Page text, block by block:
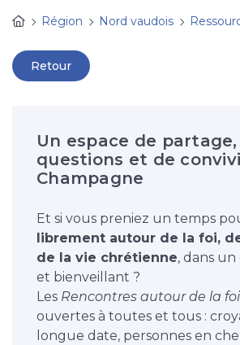
Région
Nord vaudois
Retour
Un espace de
questions et de
Champagne
Et si vous preniez un temps
librement autour de la foi,
de la vie chrétienne, dans
et bienveillant ?
Les Rencontres autour de la foi
ouvertes à toutes et tous :
longue date, personnes en